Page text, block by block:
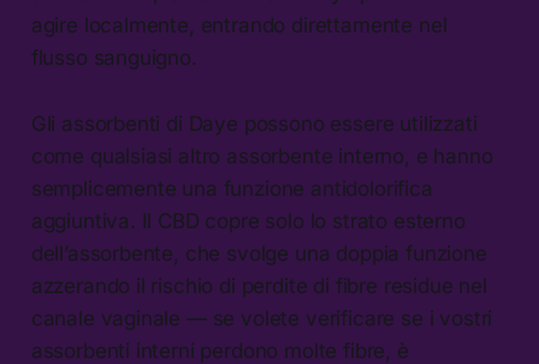
agire localmente, entrando direttamente nel
flusso sanguigno.
Gli assorbenti di Daye possono essere utilizzati
come qualsiasi altro assorbente interno, e hanno
semplicemente una funzione antidolorifica
aggiuntiva. Il CBD copre solo lo strato esterno
dell’assorbente, che svolge una doppia funzione
azzerando il rischio di perdite di fibre residue nel
canale vaginale — se volete verificare se i vostri
assorbenti interni perdono molte fibre, è